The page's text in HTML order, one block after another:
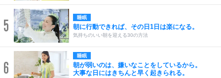
5 睡眠
朝に行動できれば、その日1日は楽になる。
気持ちのいい朝を迎える30の方法
6
睡眠
朝が弱いのは、嫌いなことをしているから。
大事な日にはきちんと早く起きられる。